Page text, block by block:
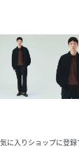
に入りショップに登録